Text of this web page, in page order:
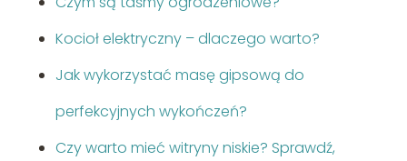
Kocioł elektryczny – dlaczego warto?
Jak wykorzystać masę gipsową do
perfekcyjnych wykończeń?
Czy warto mieć witryny niskie? Sprawdź,